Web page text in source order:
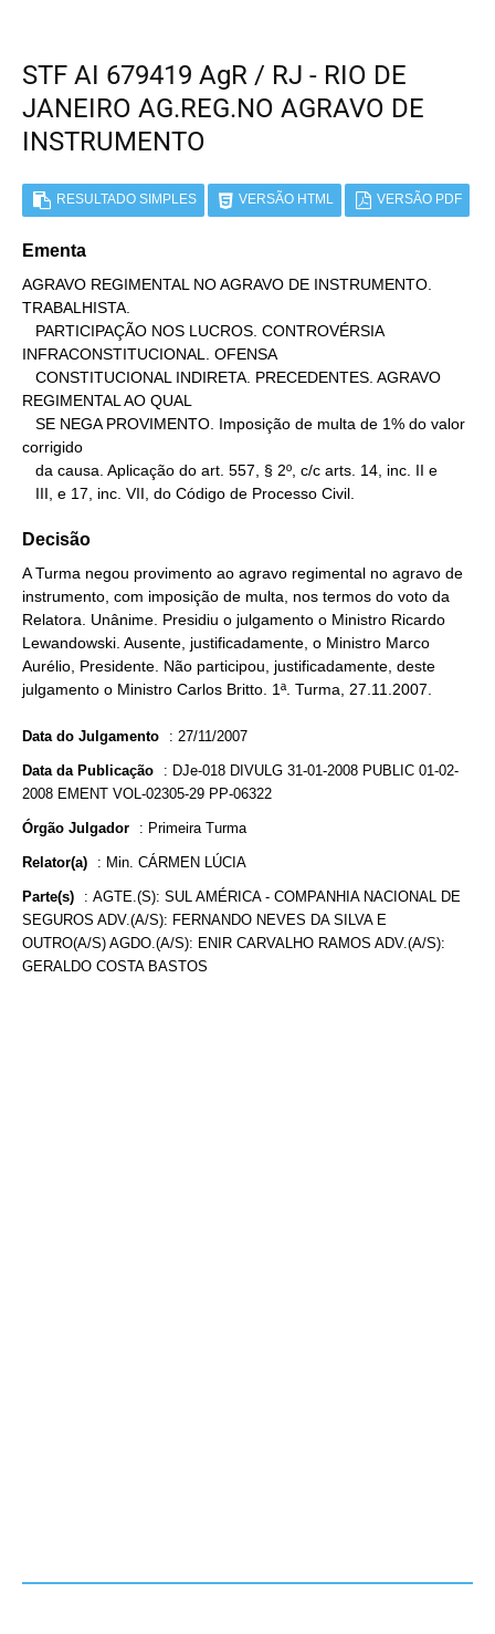
STF AI 679419 AgR / RJ - RIO DE
JANEIRO AG.REG.NO AGRAVO DE
INSTRUMENTO
RESULTADO SIMPLES VERSÃO HTML VERSÃO PDF
Ementa
AGRAVO REGIMENTAL NO AGRAVO DE INSTRUMENTO.
TRABALHISTA.
INFRACONSTITUCIONAL. OFENSA
REGIMENTAL AO QUAL
corrigido
   III, e 17, inc. VII, do Código de Processo Civil.
Decisão
A Turma negou provimento ao agravo regimental no agravo de
instrumento, com imposição de multa, nos termos do voto da
Relatora. Unânime. Presidiu o julgamento o Ministro Ricardo
Lewandowski. Ausente, justificadamente, o Ministro Marco
Aurélio, Presidente. Não participou, justificadamente, deste
julgamento o Ministro Carlos Britto. 1ª. Turma, 27.11.2007.
Data do Julgamento : 27/11/2007
Data da Publicação : DJe-018 DIVULG 31-01-2008 PUBLIC 01-02-
2008 EMENT VOL-02305-29 PP-06322
Órgão Julgador : Primeira Turma
Relator(a) : Min. CÁRMEN LÚCIA
Parte(s) : AGTE.(S): SUL AMÉRICA - COMPANHIA NACIONAL DE
SEGUROS ADV.(A/S): FERNANDO NEVES DA SILVA E
OUTRO(A/S) AGDO.(A/S): ENIR CARVALHO RAMOS ADV.(A/S):
GERALDO COSTA BASTOS